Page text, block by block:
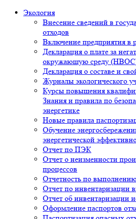
Экология
Внесение сведений в
отходов
Включение предприятия в
Декларация о плате за
окружающую среду
Декларация о составе и
Журналы экологического
Курсы повышения
Знания и правила по
энергетике
Новые правила
Обучение
энергетической
Отчет по ПЭК
Отчет о неизменности
процессов
Отчетность по
Отчет по инвентаризации
Отчет об инвентаризации
Оформление паспортов